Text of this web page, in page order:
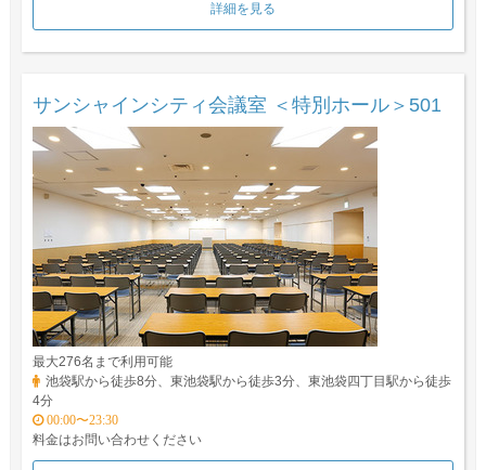
詳細を見る
サンシャインシティ会議室 ＜特別ホール＞501
最大276名まで利用可能
池袋駅から徒歩8分、東池袋駅から徒歩3分、東池袋四丁目駅から徒歩
4分
00:00〜23:30
料金はお問い合わせください